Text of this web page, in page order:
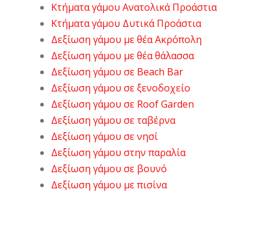
Κτήματα γάμου Ανατολικά Προάστια
Κτήματα γάμου Δυτικά Προάστια
Δεξίωση γάμου με θέα Ακρόπολη
Δεξίωση γάμου με θέα θάλασσα
Δεξίωση γάμου σε Beach Bar
Δεξίωση γάμου σε ξενοδοχείο
Δεξίωση γάμου σε Roof Garden
Δεξίωση γάμου σε ταβέρνα
Δεξίωση γάμου σε νησί
Δεξίωση γάμου στην παραλία
Δεξίωση γάμου σε βουνό
Δεξίωση γάμου με πισίνα